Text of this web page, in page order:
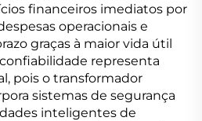
financeiros imediatos por
operacionais e
graças à maior vida útil
representa
pois o transformador
sistemas de segurança
inteligentes de